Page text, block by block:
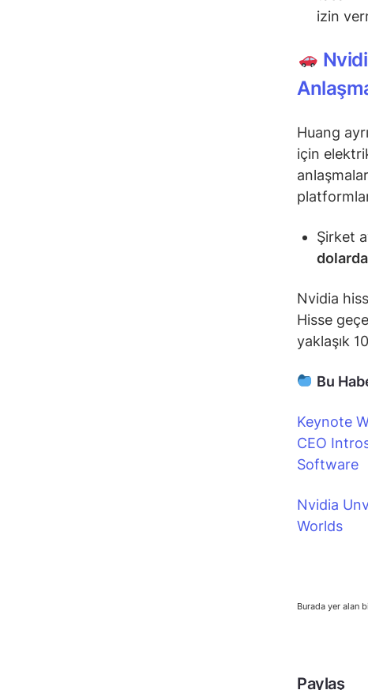
izin
Huang
için
Şirket
Nvidia
Hisse
yaklaşık
Bu
Keynote
CEO
Software
Nvidia
Worlds
Burada yer alan
Paylaş